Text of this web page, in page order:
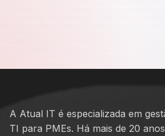
A Atual IT é especializada em
TI para PMEs. Há mais de 20